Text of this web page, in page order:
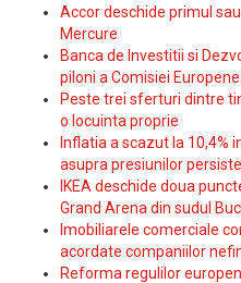
Accor deschide primul
Mercure
Banca de Investitii si
piloni a Comisiei Europene
Peste trei sferturi dintre
o locuinta proprie
Inflatia a scazut la 10,4%
asupra presiunilor
IKEA deschide doua
Grand Arena din sudul
Imobiliarele comerciale
acordate companiilor
Reforma regulilor